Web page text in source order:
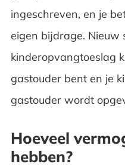
ingeschreven, en je
eigen bijdrage. Nieuw
kinderopvangtoeslag
gastouder bent en je
gastouder wordt
Hoeveel
hebben?